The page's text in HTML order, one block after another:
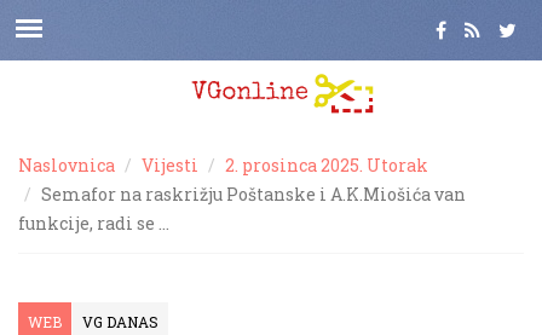
Naslovnica Vijesti
2. prosinca 2025. Utorak
Semafor na raskrižju Poštanske i A.K.Miošića van
funkcije, radi se …
WEB VG DANAS